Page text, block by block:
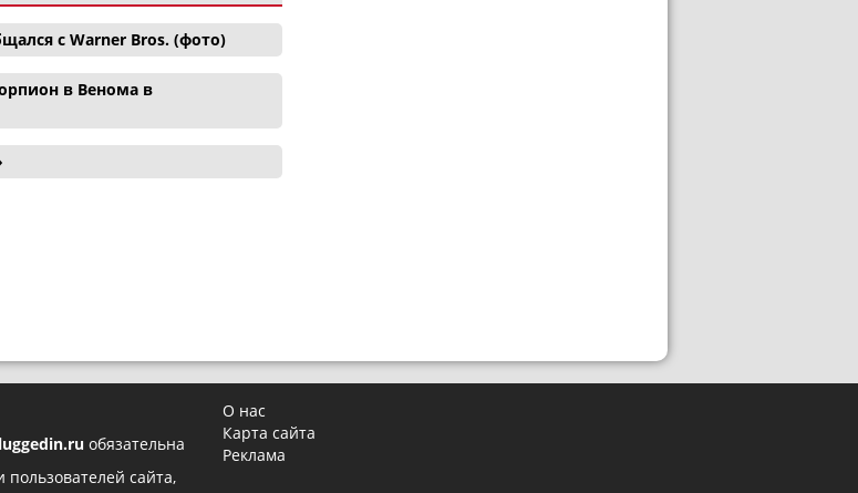
с Warner Bros. (фото)
в Венома в
обязательна
пользователей сайта,
О нас
Карта сайта
Реклама